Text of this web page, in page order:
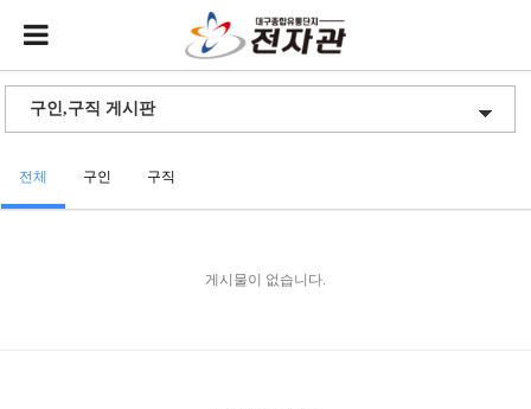
전체 구인 구직
게시물이 없습니다.